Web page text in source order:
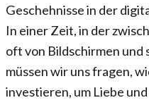
Geschehnisse in der
In einer Zeit, in der
oft von Bildschirmen und
müssen wir uns fragen,
investieren, um Liebe